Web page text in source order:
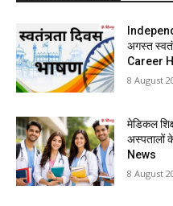
अगस्त
Career
8 August
मेडिकल
अस्पतालों
News
8 August